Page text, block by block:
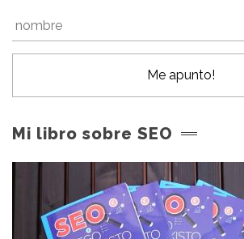
Mi libro sobre SEO